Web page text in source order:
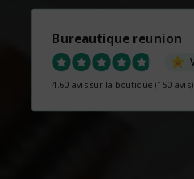
Bureautique reunion
4.60 avis sur la boutique (150 avis)